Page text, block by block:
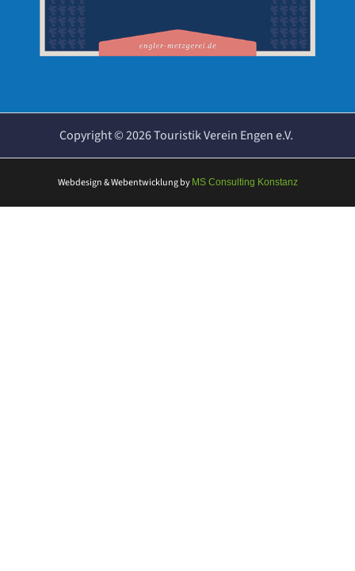
Copyright ©2026Touristik Verein Engen e.V.
Webdesign & Webentwicklungby MS Consulting Konstanz